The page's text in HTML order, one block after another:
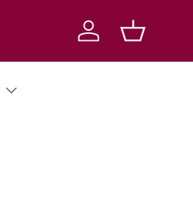
Log inCarrinho